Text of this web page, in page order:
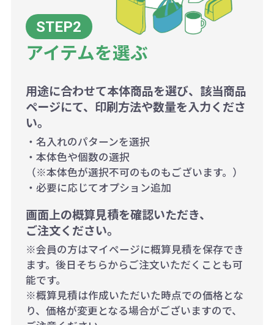
アイテムを選ぶ
用途に合わせて本体商品を選び、該当商品
ページにて、印刷方法や数量を入力くださ
い。
・名入れのパターンを選択
・本体色や個数の選択
（※本体色が選択不可のものもございます。）
・必要に応じてオプション追加
画面上の概算見積を確認いただき、
ご注文ください。
※会員の方はマイページに概算見積を保存でき
ます。後日そちらからご注文いただくことも可
能です。
※概算見積は作成いただいた時点での価格とな
り、価格が変更となる場合がございますので、